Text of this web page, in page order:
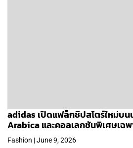
adidas เปิดแฟล็กชิปสโตร์ใหม่บน
Arabica และคอลเลกชันพิเศษเฉพ
Fashion | June 9, 2026